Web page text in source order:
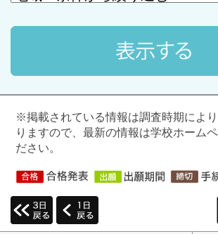
最近見た学校
学校閲覧履歴はありません
ブックマークした学校
ブックマークした学校はありません
※掲載されている情報は調査時期によ
りますので、最新の情報は学校ホーム
ださい。